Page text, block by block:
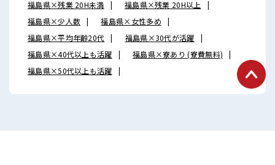
福島県×残業 20H未満
福島県×残業 20H以上
福島県×少人数
福島県×女性多め
福島県×平均年齢20代
福島県×30代が活躍
福島県×40代以上も活躍
福島県×寮あり (寮費無料)
福島県×50代以上も活躍